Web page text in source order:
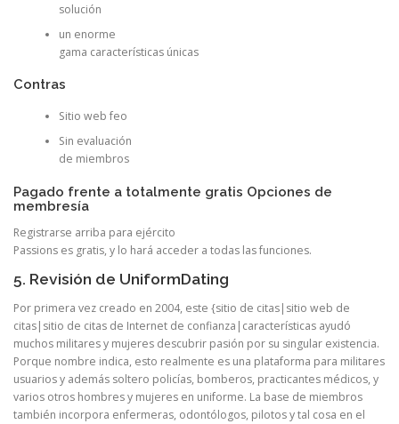
solución
un enorme
gama características únicas
Contras
Sitio web feo
Sin evaluación
de miembros
Pagado frente a totalmente gratis Opciones de
membresía
Registrarse arriba para ejército
Passions es gratis, y lo hará acceder a todas las funciones.
5. Revisión de UniformDating
Por primera vez creado en 2004, este {sitio de citas|sitio web de
citas|sitio de citas de Internet de confianza|características ayudó
muchos militares y mujeres descubrir pasión por su singular existencia.
Porque nombre indica, esto realmente es una plataforma para militares
usuarios y además soltero policías, bomberos, practicantes médicos, y
varios otros hombres y mujeres en uniforme. La base de miembros
también incorpora enfermeras, odontólogos, pilotos y tal cosa en el